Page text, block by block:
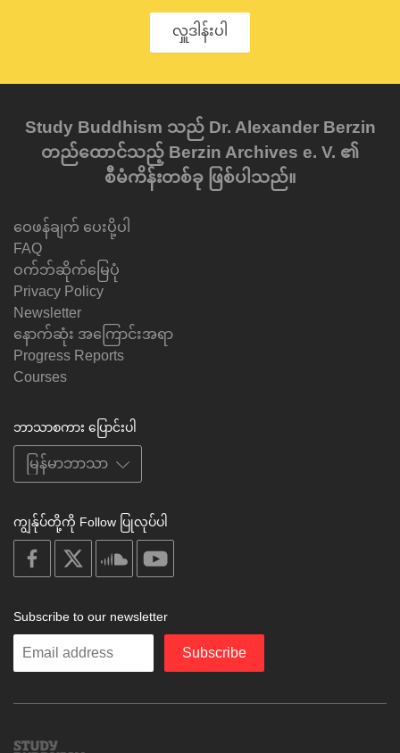
လှူဒါန်းပါ
Study Buddhism သည် Dr. Alexander Berzin
တည်ထောင်သည့် Berzin Archives e. V. ၏
စီမံကိန်းတစ်ခု ဖြစ်ပါသည်။
ဝေဖန်ချက် ပေးပို့ပါ
FAQ
ဝက်ဘ်ဆိုက်မြေပုံ
Privacy Policy
Newsletter
နောက်ဆုံး အကြောင်းအရာ
Progress Reports
Courses
ဘာသာစကား ပြောင်းပါ
ကျွန်ုပ်တို့ကို Follow ပြုလုပ်ပါ
on
facebook
soundcloud
Subscribe to our newsletter
Enter
Subscribe
Study